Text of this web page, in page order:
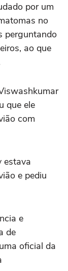
por um
no
perguntando
ao que
que ele
com
estava
e pediu
e
de
oficial da